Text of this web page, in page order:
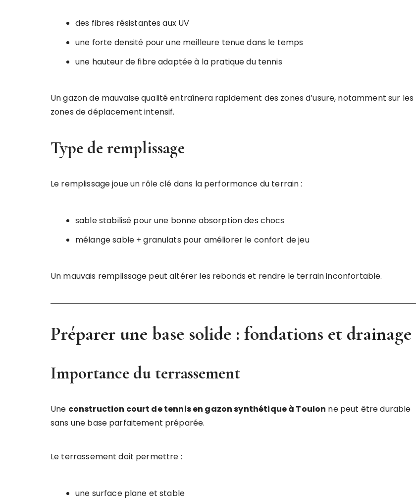
des fibres résistantes aux UV
une forte densité pour une meilleure tenue dans le temps
une hauteur de fibre adaptée à la pratique du tennis
Un gazon de mauvaise qualité entraînera rapidement des zones d’usure, notamment sur les
zones de déplacement intensif.
Type de remplissage
Le remplissage joue un rôle clé dans la performance du terrain :
sable stabilisé pour une bonne absorption des chocs
mélange sable + granulats pour améliorer le confort de jeu
Un mauvais remplissage peut altérer les rebonds et rendre le terrain inconfortable.
Préparer une base solide : fondations et drainage
Importance du terrassement
Une construction court de tennis en gazon synthétique à Toulon ne peut être durable
sans une base parfaitement préparée.
Le terrassement doit permettre :
une surface plane et stable